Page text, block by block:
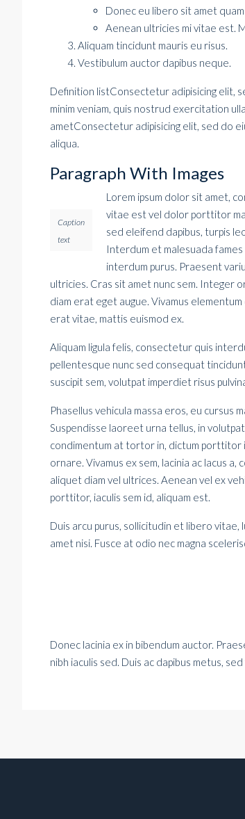
Donec eu libero sit amet
Aenean ultricies mi vitae est.
Aliquam tincidunt mauris eu risus.
Vestibulum auctor dapibus neque.
Definition listConsectetur adipisicing elit,
minim veniam, quis nostrud exercitation
ametConsectetur adipisicing elit, sed do
aliqua.
Paragraph With Images
Caption
text
Lorem ipsum dolor sit amet,
vitae est vel dolor porttitor
sed eleifend dapibus, turpis
Interdum et malesuada fames
interdum purus. Praesent
ultricies. Cras sit amet nunc sem. Integer
diam erat eget augue. Vivamus
erat vitae, mattis euismod ex.
Aliquam ligula felis, consectetur quis
pellentesque nunc sed consequat
suscipit sem, volutpat imperdiet risus
Phasellus vehicula massa eros, eu cursus
Suspendisse laoreet urna tellus, in
condimentum at tortor in, dictum porttitor
ornare. Vivamus ex sem, lacinia ac lacus
aliquet diam vel ultrices. Aenean vel ex
porttitor, iaculis sem id, aliquam est.
Duis arcu purus, sollicitudin et libero
amet nisi. Fusce at odio nec magna
Donec lacinia ex in bibendum auctor.
nibh iaculis sed. Duis ac dapibus metus,